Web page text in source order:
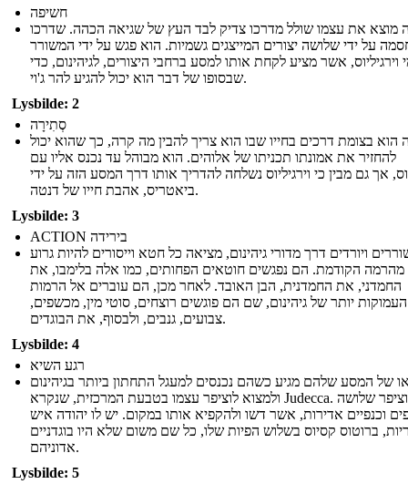
חשיפה
מוצא את עצמו שולל מדרכו צדיק לבד העץ של שגיאה הכהה. שדרכו
על ידי שלושה יצורים המייצגים גשמיות. הוא פגש על ידי המשורר
וירגיליוס, אשר מציע לקחת אותו למסע ברחבי היצורים, לגיהינום, כדי
שבסופו של דבר הוא יכול להגיע להר ג'וי.
Lysbilde: 2
סְתִירָה
הוא בצומת דרכים בחייו שבו הוא צריך להבין מה קרה, כך שהוא יכול
להחזיר את אמונתו תכניתו של אלוהים. הוא מבוהל עד נכנס אליו עם
אך גם מבין כי וירגיליוס נשלחה להדריך אותו דרך המסע הזה על ידי
ביאטריס, אהבת חייו של דנטה.
Lysbilde: 3
ACTION בירידה
ויורדים דרך מדורי גיהינום, מציאה כל חטא וייסורים להיות גרוע
מהרמה הקודמת. הם נפגשים חוטאים הפחותים, כמו אלה בלימבו, את
החמדני, את החמדנית, הבן האובד. לאחר מכן, הם עוברים אל הרמות
העמוקות יותר של גיהינום, שם הם פוגשים רוצחים, סוטי מין, מכשפים,
צבועים, גנבים, ולבסוף, את הבוגדים.
Lysbilde: 4
רגע השיא
של המסע שלהם מגיע כשהם נכנסים למעגל התחתון ביותר בגיהינום
ולמצוא לוציפר עצמו בטבעת המרכזית, שנקרא Judecca. יש לוציפר שלושה
וכנפיים אדירות, אשר דשו ולהקפיא אותו במקום. יש לו יהודה איש
ברוטוס קסיוס בשלוש הפיות שלו, כל שם משום שלא היו בוגדניים
אדוניהם.
Lysbilde: 5